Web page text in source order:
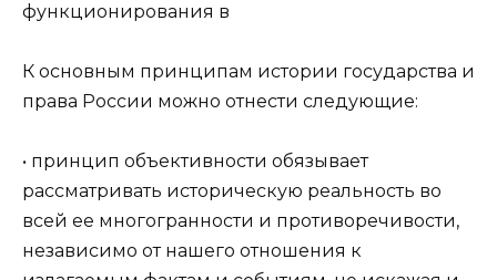
функционирования в
К основным принципам истории государства и
права России можно отнести следующие:
• принцип объективности обязывает
рассматривать историческую реальность во
всей ее многогранности и противоречивости,
независимо от нашего отношения к